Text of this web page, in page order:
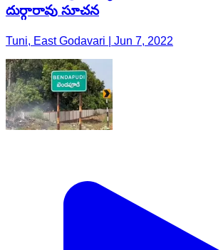
దుర్గారావు సూచన
Tuni, East Godavari | Jun 7, 2022